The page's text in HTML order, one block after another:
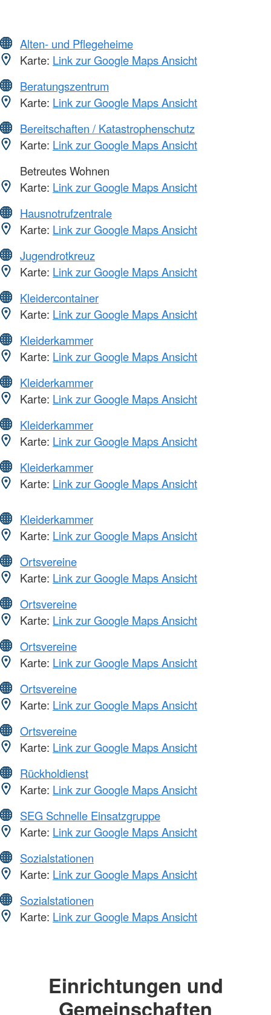
Alten- und Pflegeheime
Karte: Link zur Google Maps Ansicht
Beratungszentrum
Karte: Link zur Google Maps Ansicht
Bereitschaften / Katastrophenschutz
Karte: Link zur Google Maps Ansicht
Betreutes Wohnen
Karte: Link zur Google Maps Ansicht
Hausnotrufzentrale
Karte: Link zur Google Maps Ansicht
Jugendrotkreuz
Karte: Link zur Google Maps Ansicht
Kleidercontainer
Karte: Link zur Google Maps Ansicht
Kleiderkammer
Karte: Link zur Google Maps Ansicht
Kleiderkammer
Karte: Link zur Google Maps Ansicht
Kleiderkammer
Karte: Link zur Google Maps Ansicht
Kleiderkammer
Karte: Link zur Google Maps Ansicht
Kleiderkammer
Karte: Link zur Google Maps Ansicht
Ortsvereine
Karte: Link zur Google Maps Ansicht
Ortsvereine
Karte: Link zur Google Maps Ansicht
Ortsvereine
Karte: Link zur Google Maps Ansicht
Ortsvereine
Karte: Link zur Google Maps Ansicht
Ortsvereine
Karte: Link zur Google Maps Ansicht
Rückholdienst
Karte: Link zur Google Maps Ansicht
SEG Schnelle Einsatzgruppe
Karte: Link zur Google Maps Ansicht
Sozialstationen
Karte: Link zur Google Maps Ansicht
Sozialstationen
Karte: Link zur Google Maps Ansicht
Einrichtungen und
Gemeinschaften